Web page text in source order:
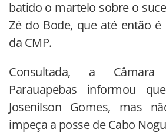
batido o martelo sobre o
Zé do Bode, que até então é
da CMP.
Consultada, a
Parauapebas informou
Josenilson Gomes, mas
impeça a posse de Cabo